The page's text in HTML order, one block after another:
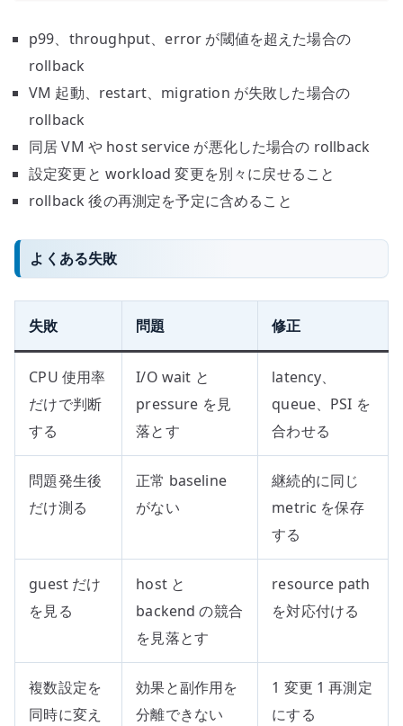
p99、throughput、error が閾値を超えた場合の
rollback
VM 起動、restart、migration が失敗した場合の
rollback
同居 VM や host service が悪化した場合の rollback
設定変更と workload 変更を別々に戻せること
rollback 後の再測定を予定に含めること
よくある失敗
失敗 問題 修正
CPU 使用率
だけで判断
する
I/O wait と
pressure を見
落とす
latency、
queue、PSI を
合わせる
問題発生後
だけ測る
正常 baseline
がない
継続的に同じ
metric を保存
する
guest だけ
を見る
host と
backend の競合
を見落とす
resource path
を対応付ける
複数設定を
同時に変え
効果と副作用を
分離できない
1 変更 1 再測定
にする